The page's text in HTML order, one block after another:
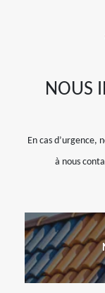
NOUS
En cas d’urgence,
à nous